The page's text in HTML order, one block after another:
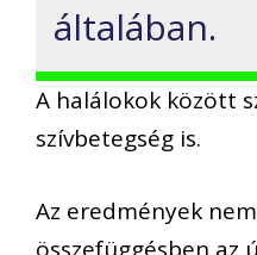
általában.
A halálokok között
szívbetegség is.
Az eredmények
összefüggésben az